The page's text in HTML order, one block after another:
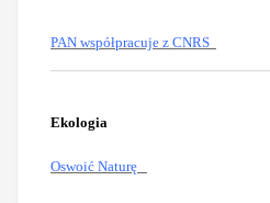
PAN współpracuje z CNRS
Ekologia
Oswoić Naturę